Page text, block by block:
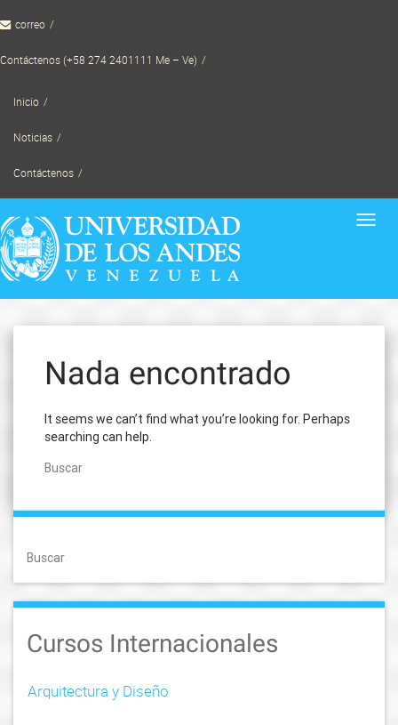
to correo
Contáctenos (+58 274 2401111 Me – Ve)
Inicio
Noticias
Contáctenos
Nada encontrado
It seems we can’t find what you’re looking for. Perhaps
searching can help.
Buscar
Buscar
Cursos Internacionales
Arquitectura y Diseño